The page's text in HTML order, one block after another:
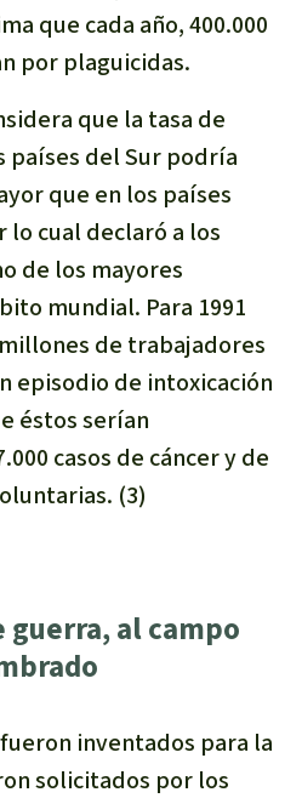
que cada año, 400.000
por plaguicidas.
que la tasa de
países del Sur podría
que en los países
cual declaró a los
de los mayores
mundial. Para 1991
de trabajadores
episodio de intoxicación
éstos serían
casos de cáncer y de
(3)
guerra, al campo
inventados para la
solicitados por los